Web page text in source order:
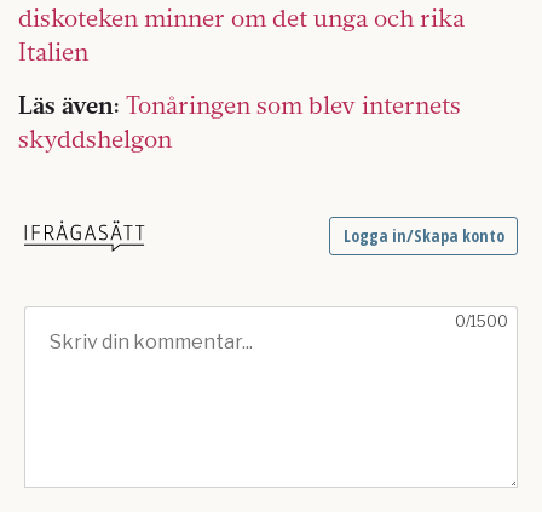
diskoteken minner om det unga och rika
Italien
Läs även: Tonåringen som blev internets
skyddshelgon